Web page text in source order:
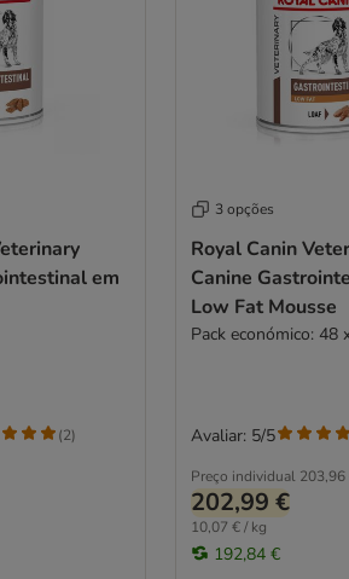
em
(2)
3 opções
Royal Canin
Canine
Low Fat Mousse
Pack económico: 48
Preço individual 203,96
202,99 €
10,07 € / kg
192,84 €
Avaliar: 5/5